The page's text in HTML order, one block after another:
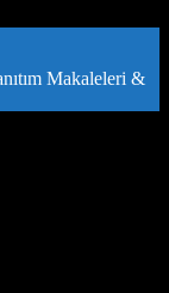
Makaleleri &